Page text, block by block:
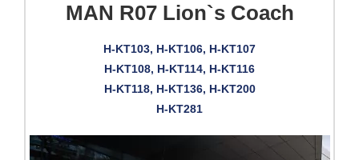
MAN R07 Lion`s Coach
H-KT103, H-KT106, H-KT107
H-KT108, H-KT114, H-KT116
H-KT118, H-KT136, H-KT200
H-KT281